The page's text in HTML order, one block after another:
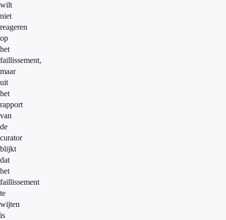
wilt
niet
reageren
op
het
faillissement,
maar
uit
het
rapport
van
de
curator
blijkt
dat
het
faillissement
te
wijten
is